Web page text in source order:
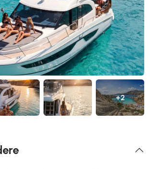
+2